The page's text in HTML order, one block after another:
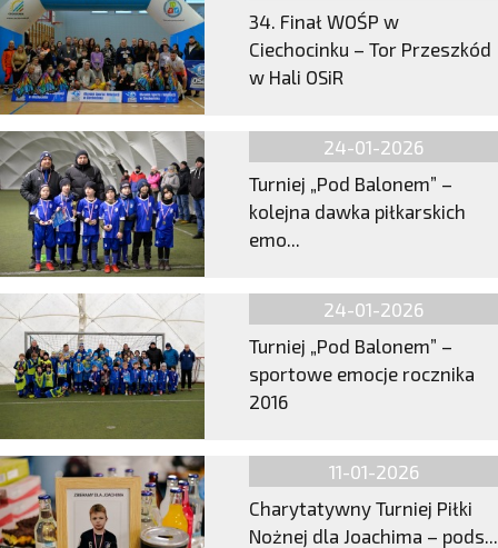
34. Finał WOŚP w
Ciechocinku – Tor Przeszkód
w Hali OSiR
24-01-2026
Turniej „Pod Balonem” –
kolejna dawka piłkarskich
emo...
24-01-2026
Turniej „Pod Balonem” –
sportowe emocje rocznika
2016
11-01-2026
Charytatywny Turniej Piłki
Nożnej dla Joachima – pods...